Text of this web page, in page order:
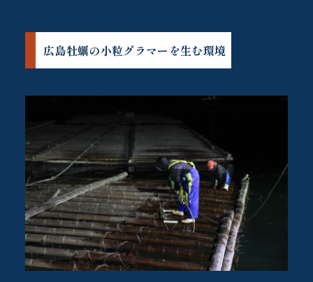
広島牡蠣の小粒グラマーを生む環境